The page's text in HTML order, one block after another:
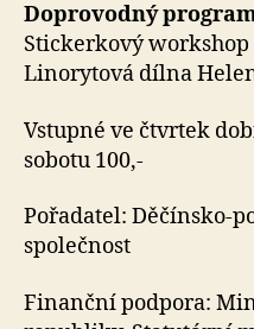
Doprovodný
Stickerkový workshop
Linorytová dílna
Vstupné ve čtvrtek
sobotu 100,-
Pořadatel: Děčínsko-
společnost
Finanční podpora: